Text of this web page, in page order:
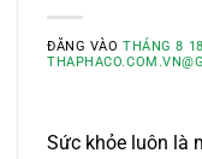
ĐĂNG VÀOTHÁNG 8
Sức khỏe luôn là